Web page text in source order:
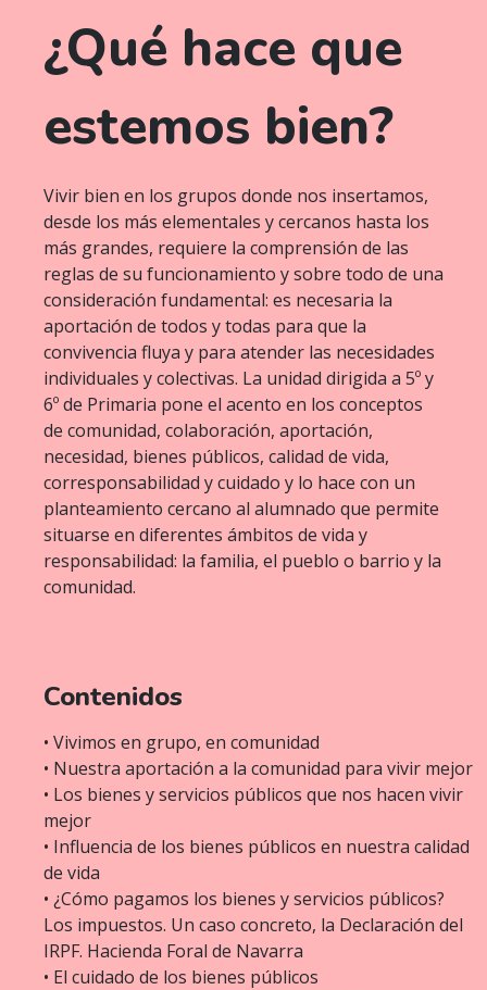
¿Qué hace que
estemos bien?
Vivir bien en los grupos donde nos insertamos,
desde los más elementales y cercanos hasta los
más grandes, requiere la comprensión de las
reglas de su funcionamiento y sobre todo de una
consideración fundamental: es necesaria la
aportación de todos y todas para que la
convivencia fluya y para atender las necesidades
individuales y colectivas. La unidad dirigida a 5º y
6º de Primaria pone el acento en los conceptos
de comunidad, colaboración, aportación,
necesidad, bienes públicos, calidad de vida,
corresponsabilidad y cuidado y lo hace con un
planteamiento cercano al alumnado que permite
situarse en diferentes ámbitos de vida y
responsabilidad: la familia, el pueblo o barrio y la
comunidad.
Contenidos
• Vivimos en grupo, en comunidad
• Nuestra aportación a la comunidad para vivir mejor
• Los bienes y servicios públicos que nos hacen vivir
mejor
• Influencia de los bienes públicos en nuestra calidad
de vida
• ¿Cómo pagamos los bienes y servicios públicos?
Los impuestos. Un caso concreto, la Declaración del
IRPF. Hacienda Foral de Navarra
• El cuidado de los bienes públicos